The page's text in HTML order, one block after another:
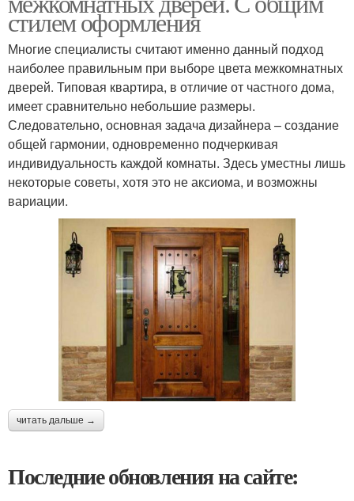
стилем оформления
Многие специалисты считают именно данный подход
наиболее правильным при выборе цвета межкомнатных
дверей. Типовая квартира, в отличие от частного дома,
имеет сравнительно небольшие размеры.
Следовательно, основная задача дизайнера – создание
общей гармонии, одновременно подчеркивая
индивидуальность каждой комнаты. Здесь уместны лишь
некоторые советы, хотя это не аксиома, и возможны
вариации.
читать дальше →
Последние обновления на сайте: